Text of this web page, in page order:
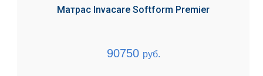
Матрас Invacare Softform Premier
90750 руб.